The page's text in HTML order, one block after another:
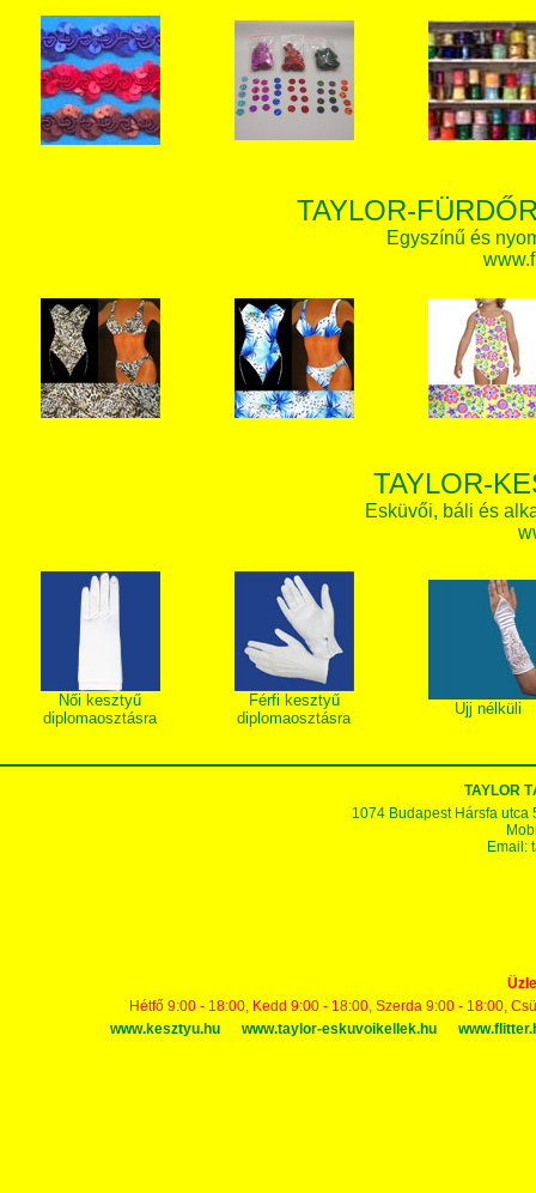
TAYLOR-
Egyszínű és
TAYLOR-
Esküvői, báli és
Női kesztyű
diplomaosztásra
Férfi kesztyű
diplomaosztásra
Ujj nélküli
TAYLOR
1074 Budapest Hársfa utca
Email:
Hétfő 9:00 - 18:00, Kedd 9:00 - 18:00, Szerda 9:00 - 18:00,
www.kesztyu.hu
www.taylor-eskuvoikellek.hu